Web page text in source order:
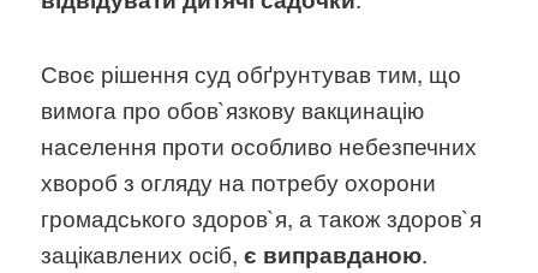
Своє рішення суд обґрунтував тим, що
вимога про обов`язкову вакцинацію
населення проти особливо небезпечних
хвороб з огляду на потребу охорони
громадського здоров`я, а також здоров`я
зацікавлених осіб,є виправданою.